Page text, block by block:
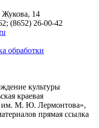
Жукова, 14
(8652) 26-00-42
обработки
культуры
краевая
им. М. Ю. Лермонтова»,
прямая ссылка